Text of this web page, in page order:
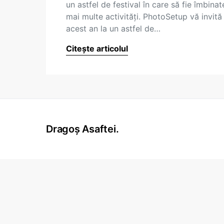
un astfel de festival în care să fie
mai multe activități. PhotoSetup vă invită
acest an la un astfel de…
Citește articolul
Dragoș Asaftei.